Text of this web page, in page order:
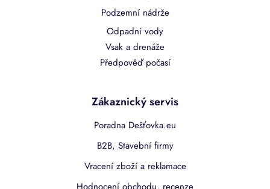
Podzemní nádrže
Odpadní vody
Vsak a drenáže
Předpověď počasí
Zákaznický servis
Poradna Dešťovka.eu
B2B, Stavební firmy
Vracení zboží a reklamace